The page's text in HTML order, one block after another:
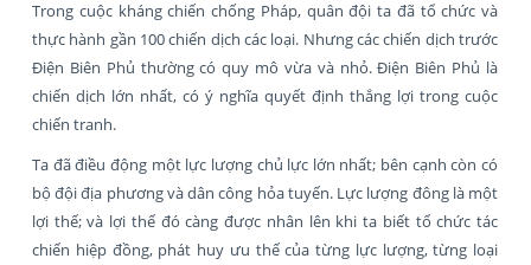
Trong cuộc kháng chiến chống Pháp, quân đội ta đã tổ chức và
thực hành gần 100 chiến dịch các loại. Nhưng các chiến dịch trước
Điện Biên Phủ thường có quy mô vừa và nhỏ. Điện Biên Phủ là
chiến dịch lớn nhất, có ý nghĩa quyết định thắng lợi trong cuộc
chiến tranh.
Ta đã điều động một lực lượng chủ lực lớn nhất; bên cạnh còn có
bộ đội địa phương và dân công hỏa tuyến. Lực lượng đông là một
lợi thế; và lợi thế đó càng được nhân lên khi ta biết tổ chức tác
chiến hiệp đồng, phát huy ưu thế của từng lực lượng, từng loại